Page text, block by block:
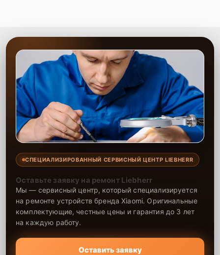
СПЕЦИАЛИЗИРОВАННЫЙ СЕРВИСНЫЙ ЦЕНТР LIEBHERR
Оставьте заявку на ремонт Liebherr
Мы — сервисный центр, который специализируется
на ремонте устройств бренда Xiaomi. Оригинальные
комплектующие, честные цены и гарантия до 3 лет
на каждую работу.
Оставить заявку